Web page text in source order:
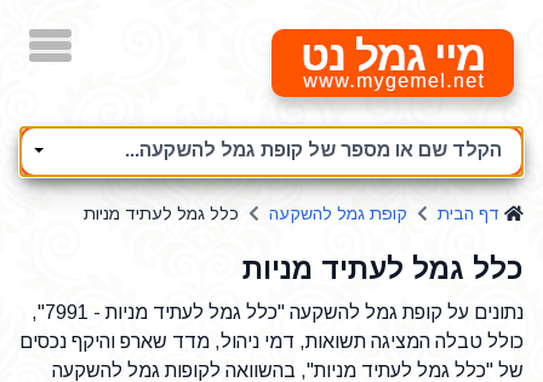
מיי גמל נט
הקלד שם או מספר של קופת גמל להשקעה...
דף הבית קופת גמל להשקעה כלל גמל לעתיד מניות
כלל גמל לעתיד מניות
נתונים על קופת גמל להשקעה "כלל גמל לעתיד מניות - 7991",
כולל טבלה המציגה תשואות, דמי ניהול, מדד שארפ והיקף נכסים
של "כלל גמל לעתיד מניות", בהשוואה לקופות גמל להשקעה